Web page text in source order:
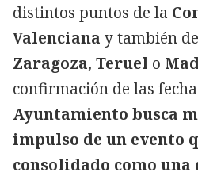
distintos puntos de la
Valenciana y también
Zaragoza, Teruel o
confirmación de las
Ayuntamiento busca
impulso de un evento
consolidado como una